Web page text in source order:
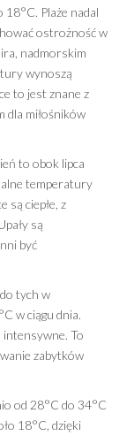
18°C. Plaże nadal
ostrożność w
nadmorskim
wynoszą
to jest znane z
dla miłośników
to obok lipca
temperatury
są ciepłe, z
są
być
tych w
w ciągu dnia.
intensywne. To
zabytków
od 28°C do 34°C
18°C, dzięki